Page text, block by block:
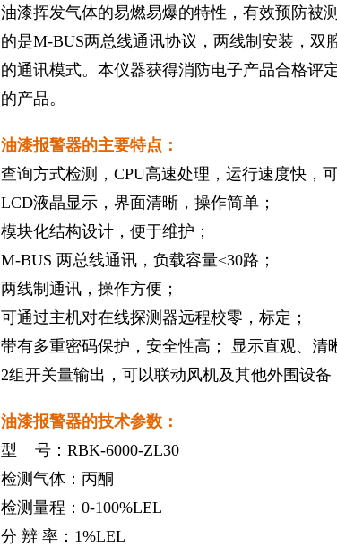
油漆挥发气体的易燃易爆的特性，有效预防被
的是M-BUS两总线通讯协议，两线制安装，
的通讯模式。本仪器获得消防电子产品合格评
的产品。
油漆报警器的主要特点：
查询方式检测，CPU高速处理，运行速度快，
LCD液晶显示，界面清晰，操作简单；
模块化结构设计，便于维护；
M-BUS 两总线通讯，负载容量≤30路；
两线制通讯，操作方便；
可通过主机对在线探测器远程校零，标定；
带有多重密码保护，安全性高； 显示直观、清
2组开关量输出，可以联动风机及其他外围设备
油漆报警器的技术参数：
型 号：RBK-6000-ZL30
检测气体：丙酮
检测量程：0-100%LEL
分 辨 率：1%LEL